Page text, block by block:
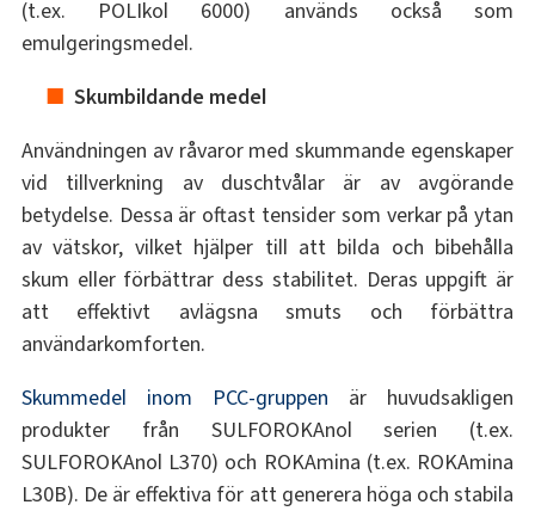
(t.ex. POLIkol 6000) används också som
emulgeringsmedel.
Skumbildande medel
Användningen av råvaror med skummande egenskaper
vid tillverkning av duschtvålar är av avgörande
betydelse. Dessa är oftast tensider som verkar på ytan
av vätskor, vilket hjälper till att bilda och bibehålla
skum eller förbättrar dess stabilitet. Deras uppgift är
att effektivt avlägsna smuts och förbättra
användarkomforten.
Skummedel inom PCC-gruppen är huvudsakligen
produkter från SULFOROKAnol serien (t.ex.
SULFOROKAnol L370) och ROKAmina (t.ex. ROKAmina
L30B). De är effektiva för att generera höga och stabila